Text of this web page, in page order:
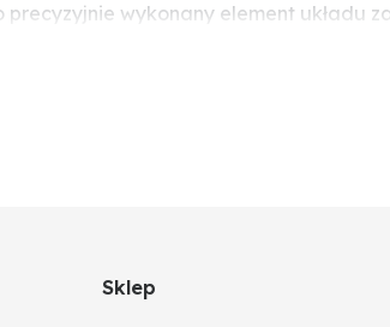
wykonany element układu
Jego sprawność ma kluczowe
Sklep